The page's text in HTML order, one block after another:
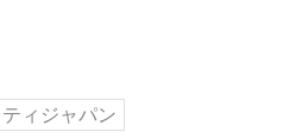
ティジャパン